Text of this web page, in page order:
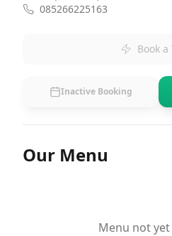
085266225163
Book a
Inactive Booking
Our Menu
Menu not